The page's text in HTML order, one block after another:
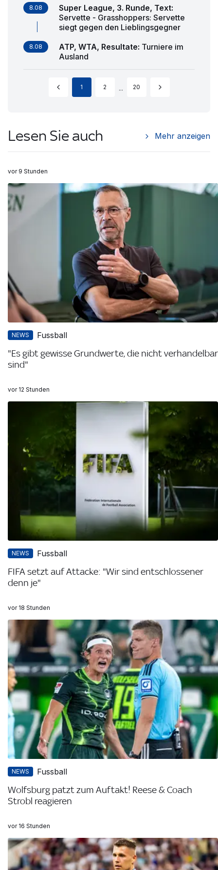
8.08 Super League, 3. Runde, Text:
Servette - Grasshoppers: Servette
siegt gegen den Lieblingsgegner
8.08 ATP, WTA, Resultate: Turniere im
Ausland
1 2 ... 20
Lesen Sie auch Mehr anzeigen
vor 9 Stunden
NEWS Fussball
"Es gibt gewisse Grundwerte, die nicht verhandelbar
sind"
vor 12 Stunden
NEWS Fussball
FIFA setzt auf Attacke: "Wir sind entschlossener
denn je"
vor 18 Stunden
NEWS Fussball
Wolfsburg patzt zum Auftakt! Reese & Coach
Strobl reagieren
vor 16 Stunden